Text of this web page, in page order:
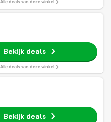
Alle deals van deze winkel
Bekijk deals
Alle deals van deze winkel
Bekijk deals